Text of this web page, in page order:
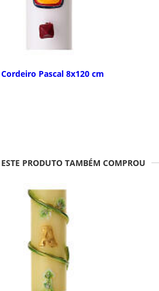
Pascal 8x120 cm
PRODUTO TAMBÉM COMPROU